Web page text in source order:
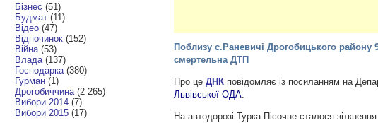
Бізнес (51)
Будмат (11)
Відео (47)
Відпочинок (152)
Війна (53)
Влада (137)
Господарка (380)
Гурман (1)
Дрогобиччина (2 265)
Вибори 2014 (7)
Вибори 2015 (17)
Поблизу с.Раневичі Дрогобицького району
смертельна ДТП
Про цеДНК повідомляє із посиланням на
Львівської ОДА.
На автодорозі Турка-Пісочне сталося